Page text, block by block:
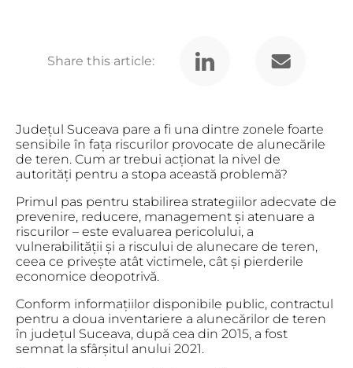
Share this article:
Județul Suceava pare a fi una dintre zonele foarte
sensibile în fața riscurilor provocate de alunecările
de teren. Cum ar trebui acționat la nivel de
autorități pentru a stopa această problemă?
Primul pas pentru stabilirea strategiilor adecvate de
prevenire, reducere, management și atenuare a
riscurilor – este evaluarea pericolului, a
vulnerabilității și a riscului de alunecare de teren,
ceea ce privește atât victimele, cât și pierderile
economice deopotrivă.
Conform informațiilor disponibile public, contractul
pentru a doua inventariere a alunecărilor de teren
în județul Suceava, după cea din 2015, a fost
semnat la sfârșitul anului 2021.